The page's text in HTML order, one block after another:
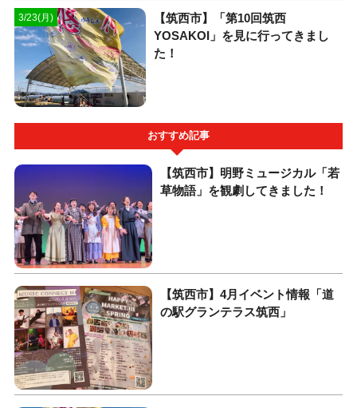
3/23(月)
【筑西市】「第10回筑西
YOSAKOI」を見に行ってきまし
た！
おすすめ記事
【筑西市】明野ミュージカル「若
草物語」を観劇してきました！
【筑西市】4月イベント情報「道
の駅グランテラス筑西」